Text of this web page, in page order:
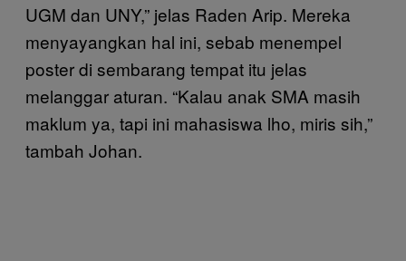
UGM dan UNY,” jelas Raden Arip. Mereka
menyayangkan hal ini, sebab menempel
poster di sembarang tempat itu jelas
melanggar aturan. “Kalau anak SMA masih
maklum ya, tapi ini mahasiswa lho, miris sih,”
tambah Johan.